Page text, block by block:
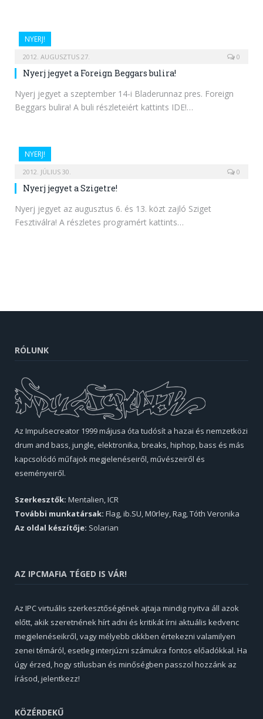
NYERJ!
2012. AUGUSZTUS 27. 0
Nyerj jegyet a Foreign Beggars bulira!
Nyerj jegyet a szeptember 14-i Bladerunnaz pres. Foreign
Beggars bulira! A buli részleteiért kattints IDE!…
NYERJ!
2012. JÚLIUS 30. 0
Nyerj jegyet a Szigetre!
Nyerj jegyet az augusztus 6. és 13. közt zajló Sziget
Fesztiválra! A részletes programért kattints…
RÓLUNK
Az Impulsecreator 1999 májusa óta tudósít a hazai és nemzetközi
drum and bass, jungle, elektronika, breaks, hiphop, bass és más
kapcsolódó műfajok megjelenéseiről, művészeiről és
eseményeiről.
Szerkesztők: Mentalien, ICR
További munkatársak: Flag, ib.SU, M0rley, Rag, Tóth Veronika
Az oldal készítője: Solarian
AZ IPCMAFIA TÉGED IS VÁR!
Az IPC virtuális szerkesztőségének ajtaja mindig nyitva áll azok
előtt, akik szeretnének hírt adni és kritikát írni aktuális kedvenc
megjelenéseikről, vagy mélyebb cikkben értekezni valamilyen
zenei témáról, esetleg interjúzni számukra fontos előadókkal. Ha
úgy érzed, hogy stílusban és minőségben passzol hozzánk az
írásod, jelentkezz!
KÖZÉRDEKŰ